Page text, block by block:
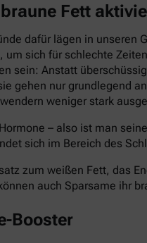
Fett
dafür lägen in unseren
um sich für schlechte
sein: Anstatt
gehen nur grundlegend
weniger stark
– also ist man
sich im Bereich des
zum weißen Fett, das
auch Sparsame ihr
Booster